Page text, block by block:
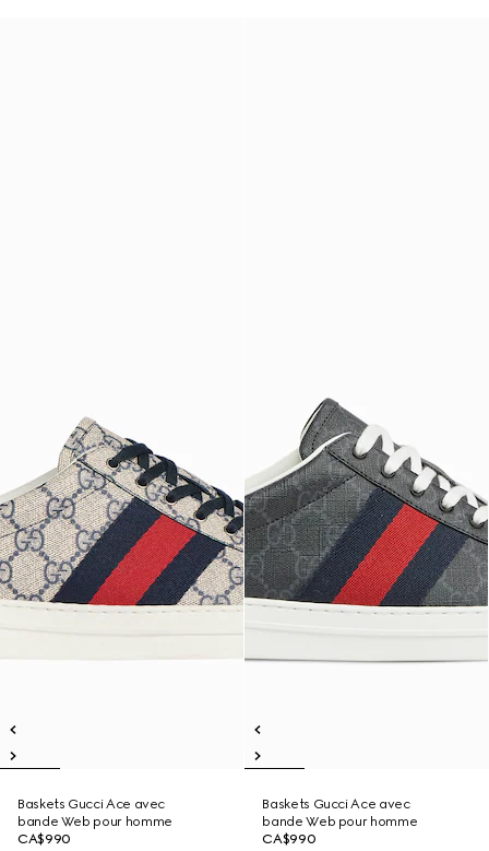
Baskets Gucci Ace avec
bande Web pour homme
CA$990
Baskets Gucci Ace avec
bande Web pour homme
CA$990